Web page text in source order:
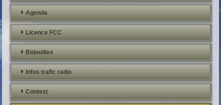
Agenda
Licence FCC
Bidouilles
Infos trafic radio
Contest